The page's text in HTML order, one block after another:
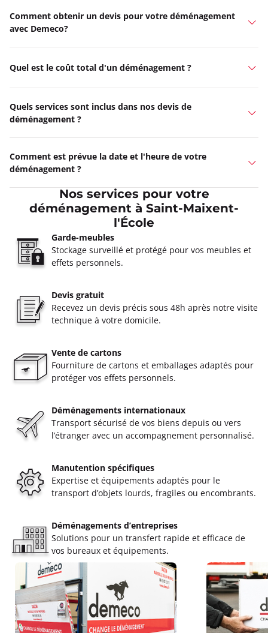
Comment obtenir un devis pour votre déménagement
avec Demeco?
Quel est le coût total d'un déménagement ?
Quels services sont inclus dans nos devis de
déménagement ?
Comment est prévue la date et l'heure de votre
déménagement ?
Nos services pour votre
déménagement à Saint-Maixent-
l'École
Garde-meubles
Stockage surveillé et protégé pour vos meubles et
effets personnels.
Devis gratuit
Recevez un devis précis sous 48h après notre visite
technique à votre domicile.
Vente de cartons
Fourniture de cartons et emballages adaptés pour
protéger vos effets personnels.
Déménagements internationaux
Transport sécurisé de vos biens depuis ou vers
l’étranger avec un accompagnement personnalisé.
Manutention spécifiques
Expertise et équipements adaptés pour le
transport d’objets lourds, fragiles ou encombrants.
Déménagements d’entreprises
Solutions pour un transfert rapide et efficace de
vos bureaux et équipements.